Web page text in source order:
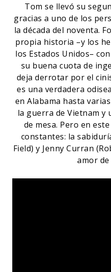
Tom se llevó su
gracias a uno de los
la década del noventa.
propia historia –y los
los Estados Unidos–
su buena cuota de
deja derrotar por el
es una verdadera
en Alabama hasta
la guerra de Vietnam y
de mesa. Pero en
constantes: la
Field) y Jenny Curran
amor de